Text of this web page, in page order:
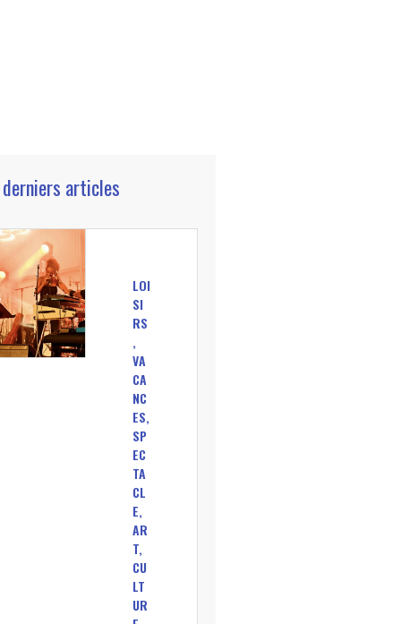
articles
LOI
SI
RS
,
VA
CA
NC
ES,
SP
EC
TA
CL
E,
AR
T,
CU
LT
UR